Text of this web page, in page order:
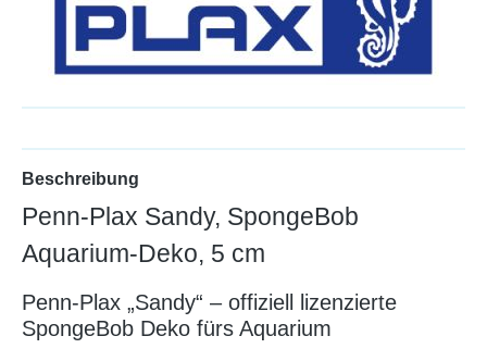
Beschreibung
Penn-Plax Sandy, SpongeBob
Aquarium-Deko, 5 cm
Penn‑Plax „Sandy“ – offiziell lizenzierte
SpongeBob Deko fürs Aquarium